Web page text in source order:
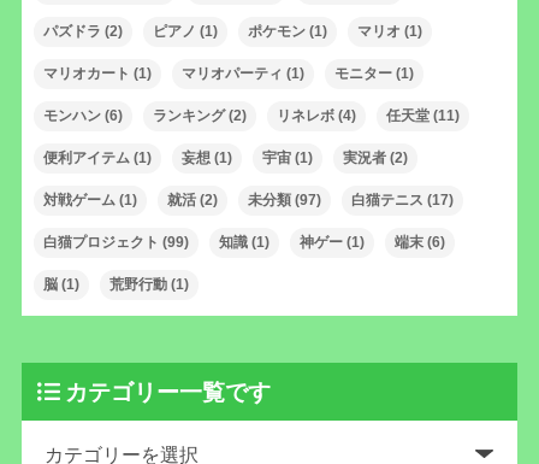
パズドラ (2) ピアノ (1) ポケモン(1) マリオ (1)
マリオカート (1) マリオパーティ (1) モニター(1)
モンハン(6) ランキング(2) リネレボ(4) 任天堂(11)
便利アイテム(1) 妄想(1) 宇宙(1) 実況者(2)
対戦ゲーム(1) 就活(2) 未分類(97) 白猫テニス (17)
白猫プロジェクト (99) 知識(1) 神ゲー(1) 端末(6)
脳(1) 荒野行動(1)
カテゴリー一覧です